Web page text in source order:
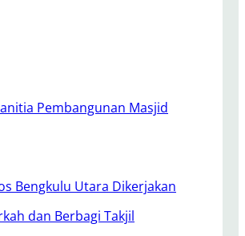
Pembangunan Masjid
Bengkulu Utara Dikerjakan
dan Berbagi Takjil